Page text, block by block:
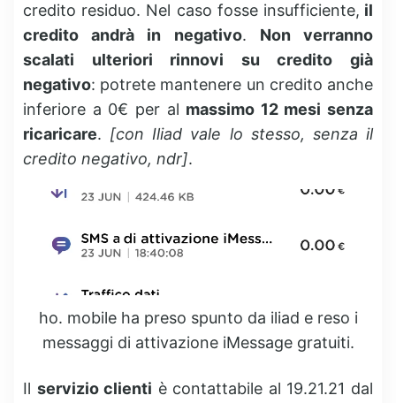
credito residuo. Nel caso fosse insufficiente, il
credito andrà in negativo. Non verranno
scalati ulteriori rinnovi su credito già
negativo: potrete mantenere un credito anche
inferiore a 0€ per al massimo 12 mesi senza
ricaricare. [con Iliad vale lo stesso, senza il
credito negativo, ndr].
ho. mobile ha preso spunto da iliad e reso i
messaggi di attivazione iMessage gratuiti.
Il servizio clienti è contattabile al 19.21.21 dal